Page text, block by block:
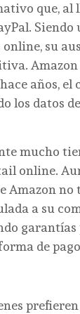
que, al
Siendo
su
años, el
los datos
mucho
online.
Amazon
a su
de